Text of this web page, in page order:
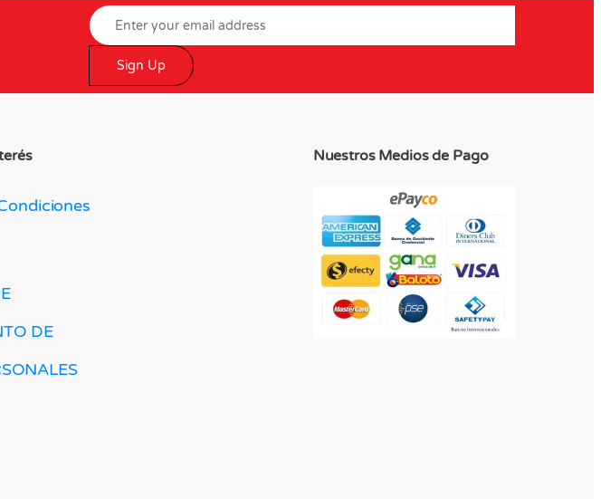
Sign Up
DE
Nuestros Medios de Pago